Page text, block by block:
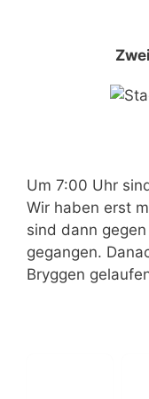
Um 7:00 Uhr
Wir haben erst
sind dann
gegangen.
Bryggen